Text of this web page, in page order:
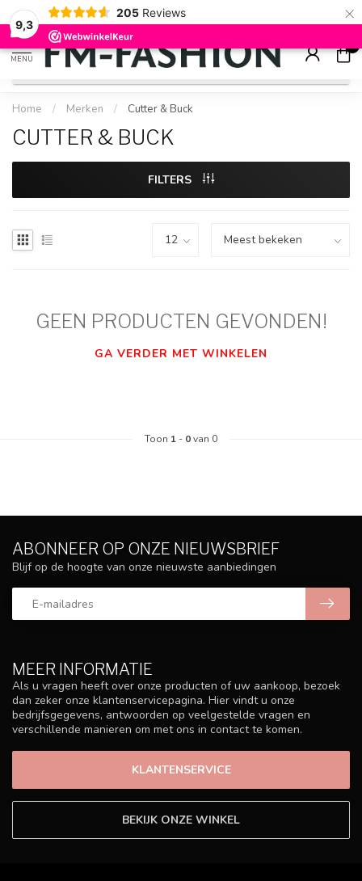
9,3
205 Reviews ×
Check onzesale artikelenvoor flinke kortingen
MENU
0
Home / Merken / Cutter & Buck
CUTTER & BUCK
FILTERS
GEEN PRODUCTEN GEVONDEN!
GA VERDER MET WINKELEN
Toon 1 - 0van 0
MEER INFORMATIE
Als u vragen heeft over onze producten of uw aankoop, bezoek
dan zeker onze klantenservicepagina. Hier vindt u onze
bedrijfsgegevens, antwoorden op veelgestelde vragen en
verschillende manieren om met ons in contact te komen.
KLANTENSERVICE
BEKIJK ONZE WINKEL
ABONNEER OP ONZE NIEUWSBRIEF
Blijf op de hoogte van onze nieuwste aanbiedingen